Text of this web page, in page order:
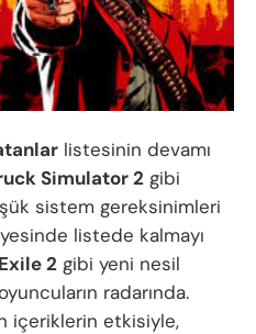
listesinin devamı
Simulator 2 gibi
sistem gereksinimleri
listede kalmayı
2 gibi yeni nesil
radarında.
içeriklerin etkisiyle,